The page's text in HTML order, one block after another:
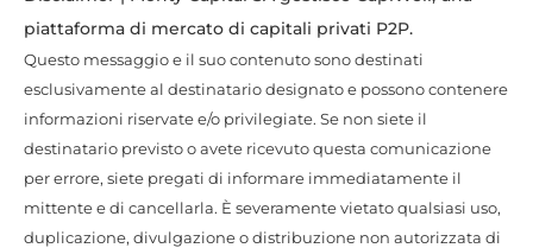
piattaforma di mercato di capitali privati P2P.
Questo messaggio e il suo contenuto sono destinati
esclusivamente al destinatario designato e possono contenere
informazioni riservate e/o privilegiate. Se non siete il
destinatario previsto o avete ricevuto questa comunicazione
per errore, siete pregati di informare immediatamente il
mittente e di cancellarla. È severamente vietato qualsiasi uso,
duplicazione, divulgazione o distribuzione non autorizzata di